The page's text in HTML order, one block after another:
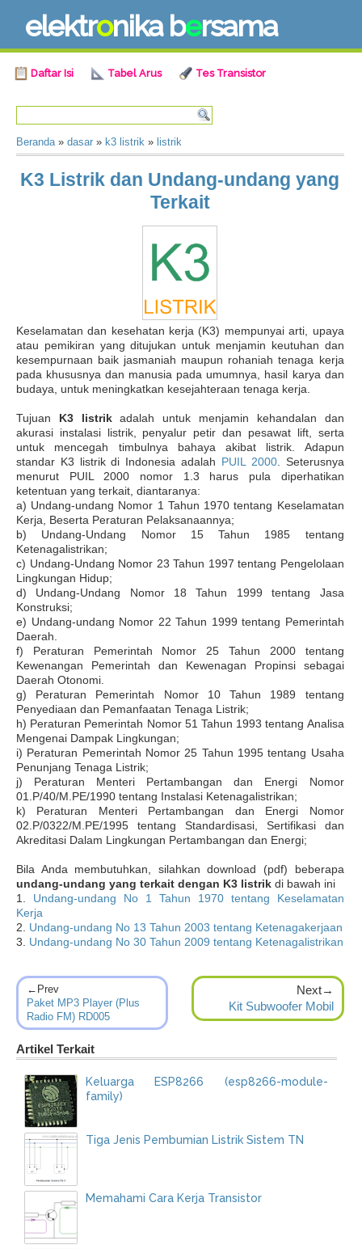
elektronika bersama
Daftar Isi Tabel Arus Tes Transistor
Beranda» dasar » k3 listrik » listrik
K3 Listrik dan Undang-undang yang
Terkait
Keselamatan dan kesehatan kerja (K3) mempunyai arti, upaya
atau pemikiran yang ditujukan untuk menjamin keutuhan dan
kesempurnaan baik jasmaniah maupun rohaniah tenaga kerja
pada khususnya dan manusia pada umumnya, hasil karya dan
budaya, untuk meningkatkan kesejahteraan tenaga kerja.
Tujuan K3 listrikadalah untuk menjamin kehandalan dan
akurasi instalasi listrik, penyalur petir dan pesawat lift, serta
untuk mencegah timbulnya bahaya akibat listrik. Adapun
standar K3 listrik di Indonesia adalah PUIL 2000. Seterusnya
menurut PUIL 2000 nomor 1.3 harus pula diperhatikan
ketentuan yang terkait, diantaranya:
a) Undang-undang Nomor 1 Tahun 1970 tentang Keselamatan
Kerja, Beserta Peraturan Pelaksanaannya;
b) Undang-Undang Nomor 15 Tahun 1985 tentang
Ketenagalistrikan;
c) Undang-Undang Nomor 23 Tahun 1997 tentang Pengelolaan
Lingkungan Hidup;
d) Undang-Undang Nomor 18 Tahun 1999 tentang Jasa
Konstruksi;
e) Undang-undang Nomor 22 Tahun 1999 tentang Pemerintah
Daerah.
f) Peraturan Pemerintah Nomor 25 Tahun 2000 tentang
Kewenangan Pemerintah dan Kewenagan Propinsi sebagai
Daerah Otonomi.
g) Peraturan Pemerintah Nomor 10 Tahun 1989 tentang
Penyediaan dan Pemanfaatan Tenaga Listrik;
h) Peraturan Pemerintah Nomor 51 Tahun 1993 tentang Analisa
Mengenai Dampak Lingkungan;
i) Peraturan Pemerintah Nomor 25 Tahun 1995 tentang Usaha
Penunjang Tenaga Listrik;
j) Peraturan Menteri Pertambangan dan Energi Nomor
01.P/40/M.PE/1990 tentang Instalasi Ketenagalistrikan;
k) Peraturan Menteri Pertambangan dan Energi Nomor
02.P/0322/M.PE/1995 tentang Standardisasi, Sertifikasi dan
Akreditasi Dalam Lingkungan Pertambangan dan Energi;
Bila Anda membutuhkan, silahkan download (pdf) beberapa
undang-undang yang terkait dengan K3 listrik di bawah ini
1. Undang-undang No 1 Tahun 1970 tentang Keselamatan
Kerja
2. Undang-undang No 13 Tahun 2003 tentang Ketenagakerjaan
3. Undang-undang No 30 Tahun 2009 tentang Ketenagalistrikan
Next→
Kit Subwoofer Mobil
←Prev
Paket MP3 Player (Plus
Radio FM) RD005
Artikel Terkait
Keluarga ESP8266 (esp8266-module-
family)
Tiga Jenis Pembumian Listrik Sistem TN
Memahami Cara Kerja Transistor